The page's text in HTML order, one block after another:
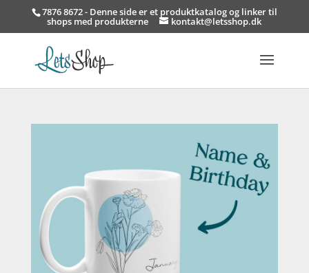
7876 8672 - Denne side er et produktkatalog og linker til
shops med produkterne kontakt@letsshop.dk